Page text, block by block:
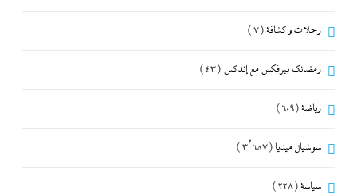
رحلات و كشافة(7)
رمضانك بيرفكس مع إندكس (43)
رياضة(609)
سوشيال ميديا (3٬657)
سياسة(228)